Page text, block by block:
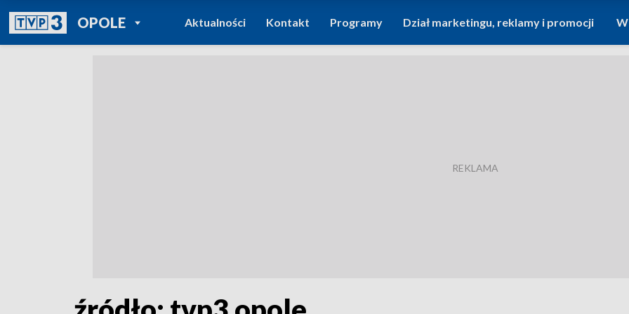
OPOLEPOWRÓT DO
TVP REGIONY
Aktualności Kontakt Programy Dział marketingu, reklamy i promocji